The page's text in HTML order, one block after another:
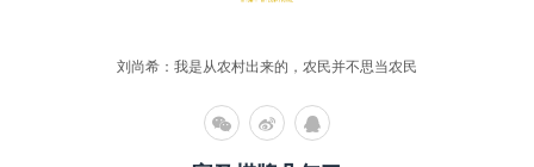
刘尚希：我是从农村出来的，农民并不思当农民